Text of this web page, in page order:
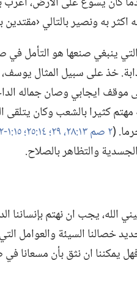
اكثر به ونصير بالتالي
ينبغي صنعها هو التأمل
خذ على سبيل المثال يوسف،‏
موقف ايجابي وصان جماله
مهتم كثيرا بالشعب وكان
(‏٢ صم ١٣:‏٢٨،‏ ٢٩؛‏
والتظاهر بالصلاح.‏
يجب ان نهتم بإنساننا
خصالنا السيئة والعوامل
يمكننا ان نثق بأن مسعانا